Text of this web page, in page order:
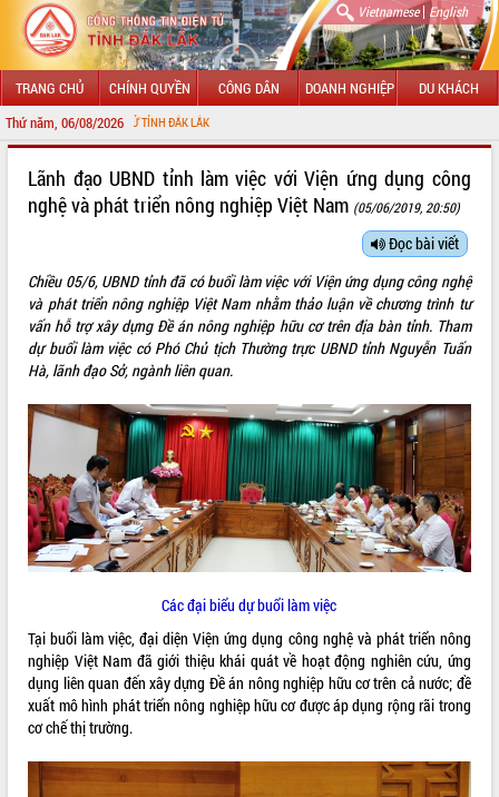
Vietnamese| English
TRANG CHỦ CHÍNH QUYỀN CÔNG DÂN DOANH NGHIỆP DU KHÁCH
Thứ năm, 06/08/2026
LÃNH ĐẠO UBND TỈNH
SỞ, BAN, NGÀNH
UBND CÁC XÃ, PHƯỜNG
HỆ THỐNG VĂN BẢN
VĂN BẢN HĐND TỈNH
ĐIỂM TIN VĂN BẢN
QUY HOẠCH - KẾ HOẠCH
Lãnh đạo UBND tỉnh làm việc với Viện ứng dụng công
nghệ và phát triển nông nghiệp Việt Nam (05/06/2019, 20:50)
Đọc bài viết
Chiều 05/6, UBND tỉnh đã có buổi làm việc với Viện ứng dụng công nghệ
và phát triển nông nghiệp Việt Nam nhằm thảo luận về chương trình tư
vấn hỗ trợ xây dựng Đề án nông nghiệp hữu cơ trên địa bàn tỉnh. Tham
dự buổi làm việc có Phó Chủ tịch Thường trực UBND tỉnh Nguyễn Tuấn
Hà, lãnh đạo Sở, ngành liên quan.
Các đại biểu dự buổi làm việc
Tại buổi làm việc, đại diện Viện ứng dụng công nghệ và phát triển nông
nghiệp Việt Nam đã giới thiệu khái quát về hoạt động nghiên cứu, ứng
dụng liên quan đến xây dựng Đề án nông nghiệp hữu cơ trên cả nước; đề
xuất mô hình phát triển nông nghiệp hữu cơ được áp dụng rộng rãi trong
cơ chế thị trường.